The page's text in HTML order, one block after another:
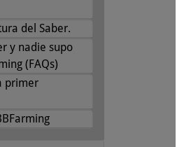
del Saber.
y nadie supo
(FAQs)
primer